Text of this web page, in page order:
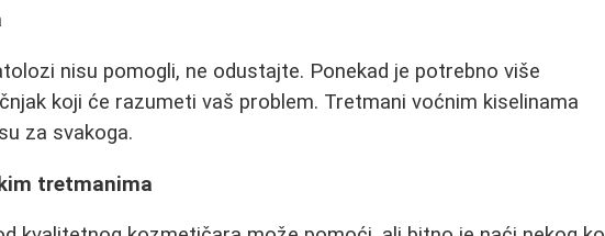
nisu pomogli, ne odustajte. Ponekad je potrebno više
koji će razumeti vaš problem. Tretmani voćnim kiselinama
za svakoga.
tretmanima